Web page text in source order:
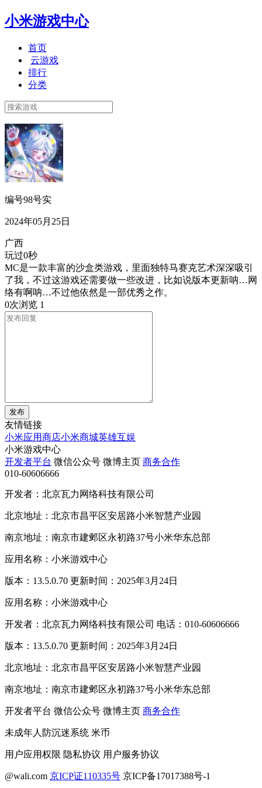
小米游戏中心
首页
云游戏
排行
分类
编号98号实
2024年05月25日
广西
玩过0秒
MC是一款丰富的沙盒类游戏，里面独特马赛克艺术深深吸引
了我，不过这游戏还需要做一些改进，比如说版本更新呐…网
络有啊呐…不过他依然是一部优秀之作。
0次浏览 1
发布
友情链接
小米应用商店小米商城英雄互娱
小米游戏中心
开发者平台 微信公众号 微博主页 商务合作
010-60606666
开发者：北京瓦力网络科技有限公司
北京地址：北京市昌平区安居路小米智慧产业园
南京地址：南京市建邺区永初路37号小米华东总部
应用名称：小米游戏中心
版本：13.5.0.70 更新时间：2025年3月24日
应用名称：小米游戏中心
开发者：北京瓦力网络科技有限公司 电话：010-60606666
版本：13.5.0.70 更新时间：2025年3月24日
北京地址：北京市昌平区安居路小米智慧产业园
南京地址：南京市建邺区永初路37号小米华东总部
开发者平台 微信公众号 微博主页 商务合作
未成年人防沉迷系统 米币
用户应用权限 隐私协议 用户服务协议
@wali.com 京ICP证110335号 京ICP备17017388号-1